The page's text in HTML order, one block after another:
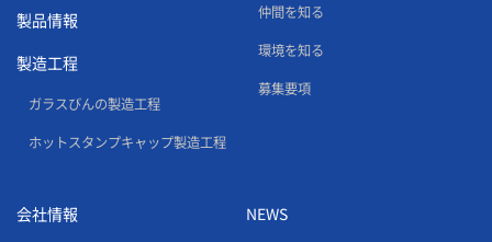
製品情報
製造工程
ガラスびんの製造工程
ホットスタンプキャップ製造工程
仲間を知る
環境を知る
募集要項
会社情報
NEWS